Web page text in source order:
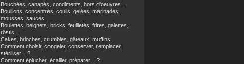
Bouchées, canapés, condiments, hors d'oeuvres...
Bouillons, concentrés, coulis, gelées, marinades,
mousses, sauces...
Boulettes, beignets, bricks, feuilletés, frites, galettes,
röstis...
Cakes, brioches, crumbles, gâteaux, muffins...
Comment choisir, congeler, conserver, remplacer,
stériliser ...?
Comment éplucher, écailler, préparer ...?